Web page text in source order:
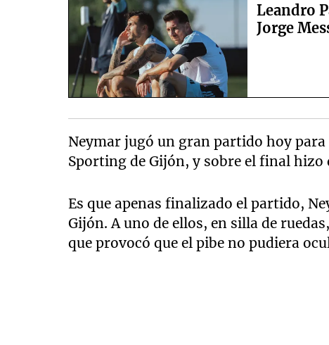
Leandro
Jorge
Neymar jugó un gran partido hoy
Sporting de Gijón, y sobre el final
Es que apenas finalizado el partido,
Gijón. A uno de ellos, en silla de
que provocó que el pibe no pudiera